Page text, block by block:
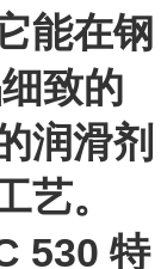
能在钢
致的
润滑剂
艺。
530 特